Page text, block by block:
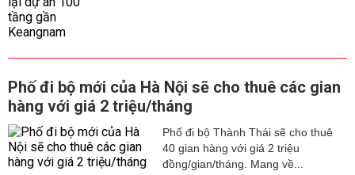
Phố đi bộ mới của Hà Nội sẽ cho thuê các gian
hàng với giá 2 triệu/tháng
Phố đi bộ Thành Thái sẽ cho thuê
40 gian hàng với giá 2 triệu
đồng/gian/tháng. Mang về...